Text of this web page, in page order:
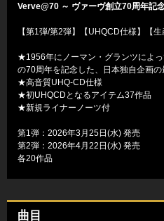
Verve@70 ～ ヴァーヴ創立70周年記
【第1弾/第2弾】【UHQCD仕様】【生
★1956年にノーマン・グランツによ
の70周年を記念した、日本独自企画の
★高音質UHQ-CD仕様
★初UHQCDとなるアイテム37作品
★新規ライナーノーツ付
第1弾：2026年3月25日(水) 発売
第2弾：2026年4月22日(水) 発売
各20作品
曲目